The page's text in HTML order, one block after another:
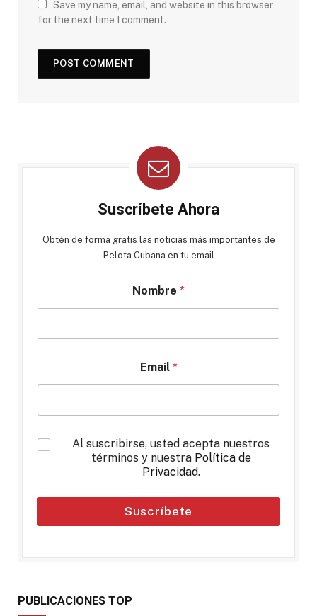
Save my name, email, and website in this browser
for the next time I comment.
Suscríbete Ahora
Obtén de forma gratis las noticias más importantes de
Pelota Cubana en tu email
Nombre *
Email *
*
Al suscribirse, usted acepta nuestros
términos y nuestra Política de
Privacidad.
Suscríbete
PUBLICACIONES TOP